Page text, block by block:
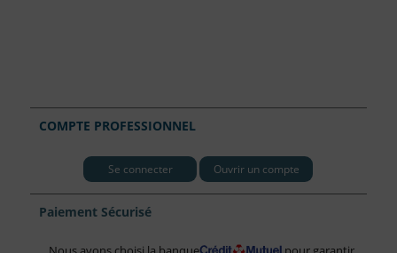
COMPTE PROFESSIONNEL
Se connecter Ouvrir un compte
Paiement Sécurisé